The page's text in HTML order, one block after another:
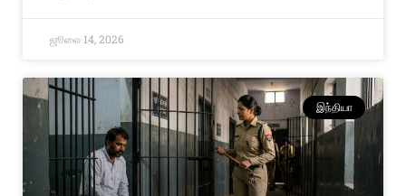
ஜூலை 14, 2026
இந்தியா